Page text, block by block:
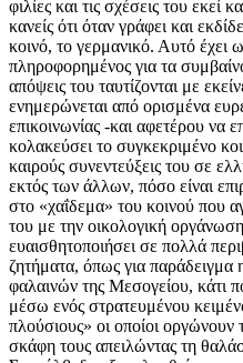
φιλίες και τις σχέσεις του εκεί
κανείς ότι όταν γράφει και
κοινό, το γερμανικό. Αυτό έχει
πληροφορημένος για τα
απόψεις του ταυτίζονται με
ενημερώνεται από ορισμένα
επικοινωνίας -και αφετέρου να
κολακεύσει το συγκεκριμένο
καιρούς συνεντεύξεις του σε
εκτός των άλλων, πόσο είναι
στο «χαΐδεμα» του κοινού που
του με την οικολογική
ευαισθητοποιήσει σε πολλά
ζητήματα, όπως για παράδειγμα
φαλαινών της Μεσογείου, κάτι
μέσω ενός στρατευμένου
πλούσιους» οι οποίοι
σκάφη τους απειλώντας τη